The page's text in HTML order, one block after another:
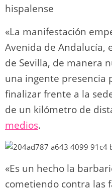
hispalense
«La manifestación
Avenida de Andalucía,
de Sevilla, de manera
una ingente presencia
finalizar frente a la
de un kilómetro de
medios.
«Es un hecho la
cometiendo contra las